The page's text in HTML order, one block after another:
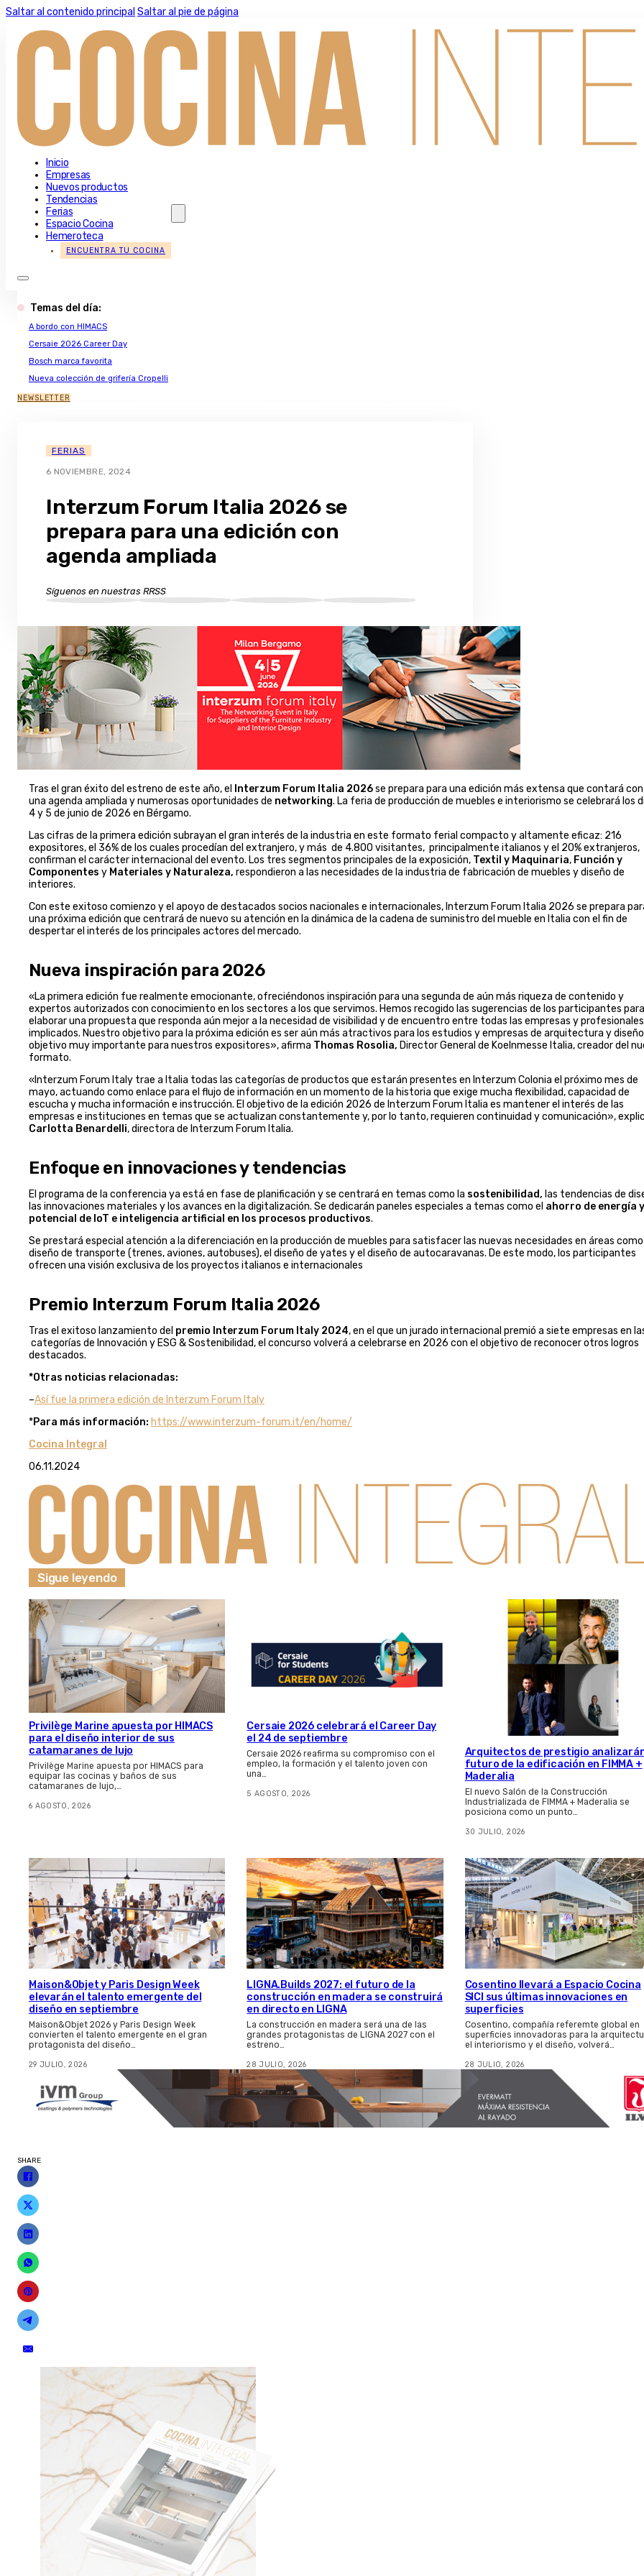
Saltar al contenido principal Saltar al pie de página
Inicio
Empresas
Nuevos productos
Tendencias
Ferias
Espacio Cocina
Hemeroteca
ENCUENTRA TU COCINA
Temas del día:
A bordo con HIMACS
Cersaie 2026 Career Day
Bosch marca favorita
Nueva colección de grifería Cropelli
NEWSLETTER
FERIAS
6 NOVIEMBRE, 2024
Interzum Forum Italia 2026 se
prepara para una edición con
agenda ampliada
Síguenos en nuestras RRSS
Tras el gran éxito del estreno de este año, el Interzum Forum Italia 2026se prepara para una edición más extensa que contará con
una agenda ampliada y numerosas oportunidades de networking. La feria de producción de muebles e interiorismo se celebrará los
4 y 5 de junio de 2026 en Bérgamo.
Las cifras de la primera edición subrayan el gran interés de la industria en este formato ferial compacto y altamente eficaz: 216
expositores, el 36% de los cuales procedían del extranjero, y más de 4.800 visitantes, principalmente italianos y el 20% extranjeros,
confirman el carácter internacional del evento. Los tres segmentos principales de la exposición, Textil y Maquinaria, Función y
Componentes y Materiales y Naturaleza, respondieron a las necesidades de la industria de fabricación de muebles y diseño de
interiores.
Con este exitoso comienzo y el apoyo de destacados socios nacionales e internacionales, Interzum Forum Italia 2026 se prepara
una próxima edición que centrará de nuevo su atención en la dinámica de la cadena de suministro del mueble en Italia con el fin de
despertar el interés de los principales actores del mercado.
Nueva inspiración para 2026
«La primera edición fue realmente emocionante, ofreciéndonos inspiración para una segunda de aún más riqueza de contenido y
expertos autorizados con conocimiento en los sectores a los que servimos. Hemos recogido las sugerencias de los participantes para
elaborar una propuesta que responda aún mejor a la necesidad de visibilidad y de encuentro entre todas las empresas y profesionales
implicados. Nuestro objetivo para la próxima edición es ser aún más atractivos para los estudios y empresas de arquitectura y
objetivo muy importante para nuestros expositores», afirma Thomas Rosolia, Director General de Koelnmesse Italia, creador del
formato.
«Interzum Forum Italy trae a Italia todas las categorías de productos que estarán presentes en Interzum Colonia el próximo mes de
mayo, actuando como enlace para el flujo de información en un momento de la historia que exige mucha flexibilidad, capacidad de
escucha y mucha información e instrucción. El objetivo de la edición 2026 de Interzum Forum Italia es mantener el interés de las
empresas e instituciones en temas que se actualizan constantemente y, por lo tanto, requieren continuidad y comunicación»,
Carlotta Benardelli, directora de Interzum Forum Italia.
Enfoque en innovaciones y tendencias
El programa de la conferencia ya está en fase de planificación y se centrará en temas como la sostenibilidad, las tendencias de
las innovaciones materiales y los avances en la digitalización. Se dedicarán paneles especiales a temas como el ahorro de energía
potencial de IoT e inteligencia artificial en los procesos productivos.
Se prestará especial atención a la diferenciación en la producción de muebles para satisfacer las nuevas necesidades en áreas
diseño de transporte (trenes, aviones, autobuses), el diseño de yates y el diseño de autocaravanas. De este modo, los participantes
ofrecen una visión exclusiva de los proyectos italianos e internacionales
Premio Interzum Forum Italia 2026
Tras el exitoso lanzamiento del premio Interzum Forum Italy 2024, en el que un jurado internacional premió a siete empresas en
categorías de Innovación y ESG & Sostenibilidad, el concurso volverá a celebrarse en 2026 con el objetivo de reconocer otros logros
destacados.
*Otras noticias relacionadas:
–Así fue la primera edición de Interzum Forum Italy
*Para más información: https://www.interzum-forum.it/en/home/
Cocina Integral
06.11.2024
Sigue leyendo
Privilège Marine apuesta por HIMACS
para el diseño interior de sus
catamaranes de lujo
Privilège Marine apuesta por HIMACS para
equipar las cocinas y baños de sus
catamaranes de lujo,…
6 AGOSTO, 2026
Cersaie 2026 celebrará el Career Day
el 24 de septiembre
Cersaie 2026 reafirma su compromiso con el
empleo, la formación y el talento joven con
una…
5 AGOSTO, 2026
Arquitectos de prestigio
futuro de la edificación en FIMMA +
Maderalia
El nuevo Salón de la Construcción
Industrializada de FIMMA + Maderalia se
posiciona como un punto…
30 JULIO, 2026
Maison&Objet y Paris Design Week
elevarán el talento emergente del
diseño en septiembre
Maison&Objet 2026 y Paris Design Week
convierten el talento emergente en el gran
protagonista del diseño…
29 JULIO, 2026
LIGNA.Builds 2027: el futuro de la
construcción en madera se construirá
en directo en LIGNA
La construcción en madera será una de las
grandes protagonistas de LIGNA 2027 con el
estreno…
28 JULIO, 2026
Cosentino llevará a Espacio Cocina
SICI sus últimas innovaciones en
superficies
Cosentino, compañía referemte global en
superficies innovadoras para la
el interiorismo y el diseño, volverá…
28 JULIO, 2026
SHARE